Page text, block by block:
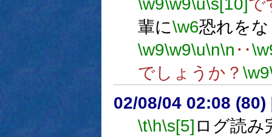
\w9\w9\u\s[10]で
輩に\w6恐れを
\w9\w9\u\n\n ‥
でしょうか？ \w9
02/08/04 02:08 (80)
\t\h\s[5] ログ読み